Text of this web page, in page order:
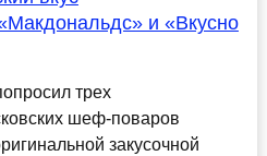
и «Вкусно
трех
шеф-поваров
закусочной